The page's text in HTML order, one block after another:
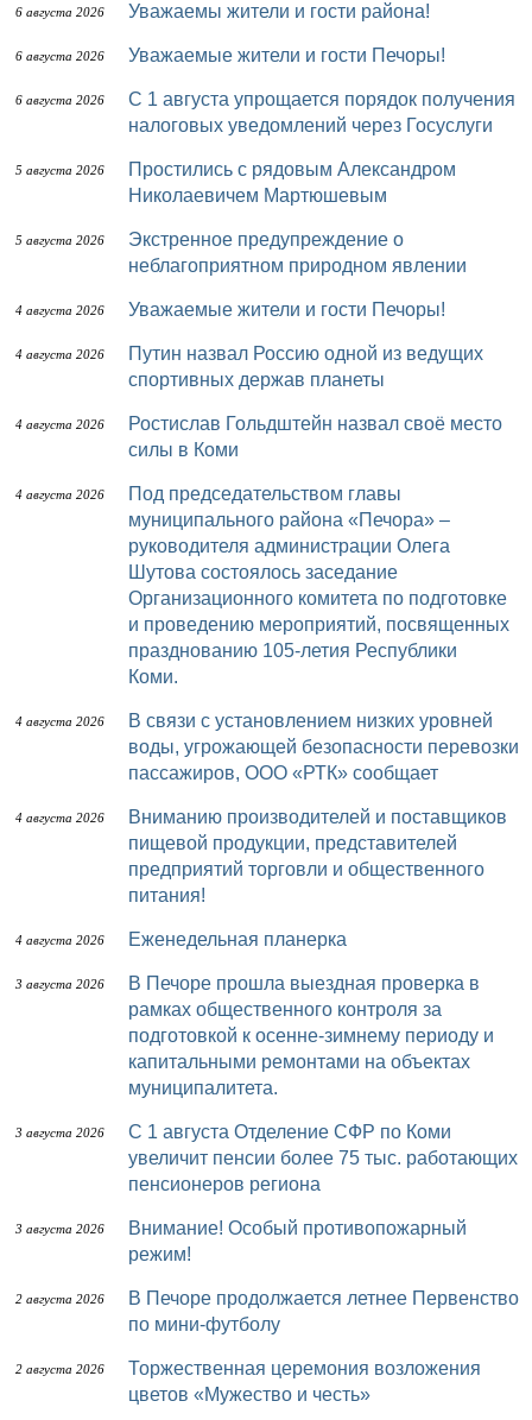
6 августа 2026 Уважаемы жители и гости района!
6 августа 2026 Уважаемые жители и гости Печоры!
6 августа 2026
С 1 августа упрощается порядок получения
налоговых уведомлений через Госуслуги
5 августа 2026
Простились с рядовым Александром
Николаевичем Мартюшевым
5 августа 2026
Экстренное предупреждение о
неблагоприятном природном явлении
4 августа 2026 Уважаемые жители и гости Печоры!
4 августа 2026
Путин назвал Россию одной из ведущих
спортивных держав планеты
4 августа 2026
Ростислав Гольдштейн назвал своё место
силы в Коми
4 августа 2026
Под председательством главы
муниципального района «Печора» –
руководителя администрации Олега
Шутова состоялось заседание
Организационного комитета по подготовке
и проведению мероприятий, посвященных
празднованию 105-летия Республики
Коми.
4 августа 2026
В связи с установлением низких уровней
воды, угрожающей безопасности перевозки
пассажиров, ООО «РТК» сообщает
4 августа 2026
Вниманию производителей и поставщиков
пищевой продукции, представителей
предприятий торговли и общественного
питания!
4 августа 2026 Еженедельная планерка
3 августа 2026
В Печоре прошла выездная проверка в
рамках общественного контроля за
подготовкой к осенне-зимнему периоду и
капитальными ремонтами на объектах
муниципалитета.
3 августа 2026
С 1 августа Отделение СФР по Коми
увеличит пенсии более 75 тыс. работающих
пенсионеров региона
3 августа 2026
Внимание! Особый противопожарный
режим!
2 августа 2026
В Печоре продолжается летнее Первенство
по мини-футболу
2 августа 2026
Торжественная церемония возложения
цветов «Мужество и честь»